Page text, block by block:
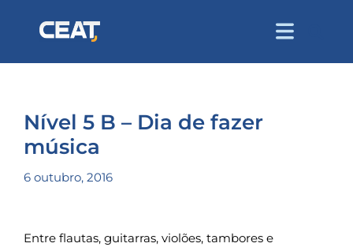
Nível 5 B – Dia de fazer
música
6 outubro, 2016
Entre flautas, guitarras, violões, tambores e